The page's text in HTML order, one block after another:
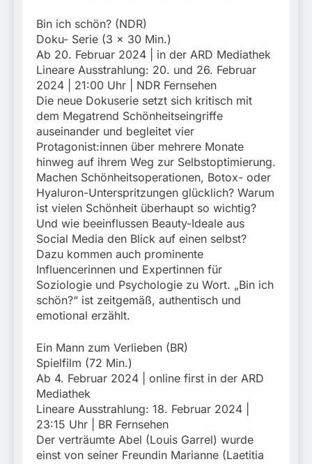
Bin ich schön? (NDR)
Doku- Serie (3 x 30 Min.)
Ab 20. Februar 2024 | in der ARD Mediathek
Lineare Ausstrahlung: 20. und 26. Februar
2024 | 21:00 Uhr | NDR Fernsehen
Die neue Dokuserie setzt sich kritisch mit
dem Megatrend Schönheitseingriffe
auseinander und begleitet vier
Protagonist:innen über mehrere Monate
hinweg auf ihrem Weg zur Selbstoptimierung.
Machen Schönheitsoperationen, Botox- oder
Hyaluron-Unterspritzungen glücklich? Warum
ist vielen Schönheit überhaupt so wichtig?
Und wie beeinflussen Beauty-Ideale aus
Social Media den Blick auf einen selbst?
Dazu kommen auch prominente
Influencerinnen und Expertinnen für
Soziologie und Psychologie zu Wort. „Bin ich
schön?“ ist zeitgemäß, authentisch und
emotional erzählt.
Ein Mann zum Verlieben (BR)
Spielfilm (72 Min.)
Ab 4. Februar 2024 | online first in der ARD
Mediathek
Lineare Ausstrahlung: 18. Februar 2024 |
23:15 Uhr | BR Fernsehen
Der verträumte Abel (Louis Garrel) wurde
einst von seiner Freundin Marianne (Laetitia